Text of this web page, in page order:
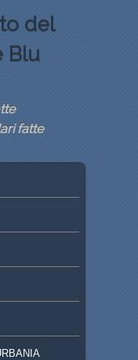
del
Blu
fatte